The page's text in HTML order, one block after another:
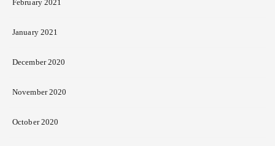
February 2021
January 2021
December 2020
November 2020
October 2020